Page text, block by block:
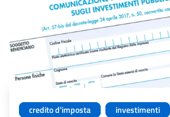
credito d'imposta
investimenti